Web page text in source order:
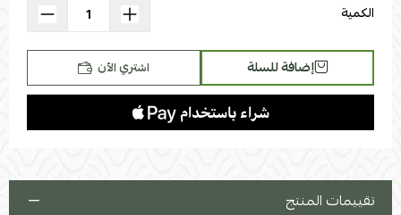
الكمية
إضافة للسلة اشتري الآن
تقييمات المنتج